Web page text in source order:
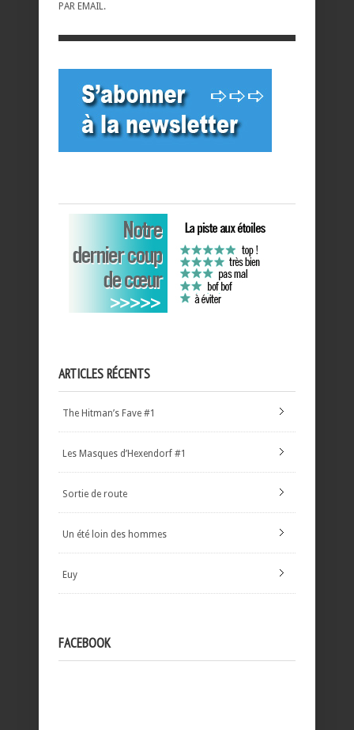
PAR EMAIL.
ARTICLES RÉCENTS
The Hitman’s Fave #1
Les Masques d’Hexendorf #1
Sortie de route
Un été loin des hommes
Euy
FACEBOOK